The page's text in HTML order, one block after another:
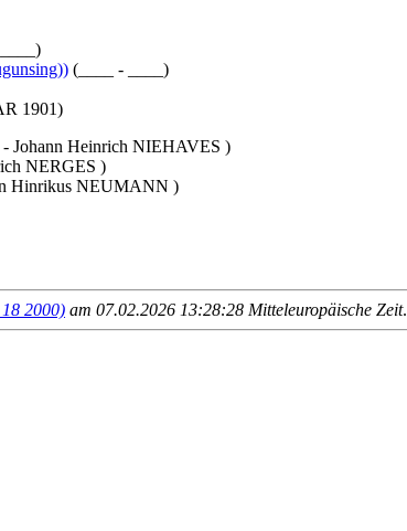
(____ - ____)
1901)
Johann Heinrich NIEHAVES )
NERGES )
Hinrikus NEUMANN )
2000) am 07.02.2026 13:28:28 Mitteleuropäische Zeit.